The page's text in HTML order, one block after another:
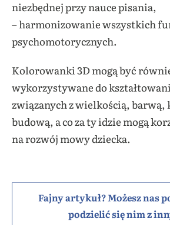
niezbędnej przy nauce pisania,
– harmonizowanie wszystkich
psychomotorycznych.
Kolorowanki 3D mogą być
wykorzystywane do
związanych z wielkością, barwą,
budową, a co za ty idzie mogą
na rozwój mowy dziecka.
Fajny artykuł? Możesz nas
podzielić się nim z